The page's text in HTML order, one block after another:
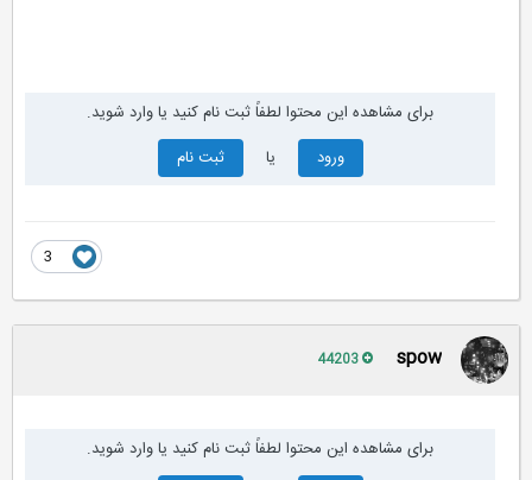
برای مشاهده این محتوا لطفاً ثبت نام کنید یا وارد شوید.
ورود
ثبت نام
spow
برای مشاهده این محتوا لطفاً ثبت نام کنید یا وارد شوید.